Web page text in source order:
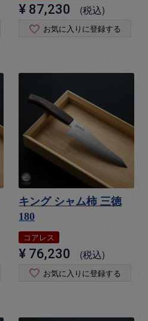
¥ 87,230 税込
お気に入りに登録する
キング シャム柿 三徳
180
コアレス
¥ 76,230 税込
お気に入りに登録する